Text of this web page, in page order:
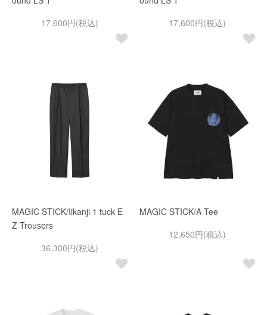
17,600円(税込)
17,600円(税込)
MAGIC STICK/Iikanji 1 tuck E
Z Trousers
36,300円(税込)
MAGIC STICK/A Tee
12,650円(税込)